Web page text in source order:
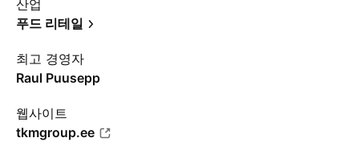
산업
푸드 리테일
최고 경영자
Raul Puusepp
웹사이트
tkmgroup.ee